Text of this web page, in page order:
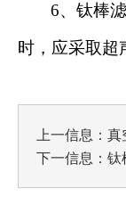
6、钛棒
时，应采取超
上一信息： 真
下一信息： 钛